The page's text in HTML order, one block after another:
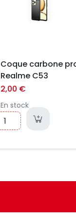
Coque carbone
Realme C53
2,00 €
En stock